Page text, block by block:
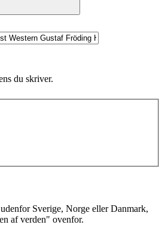
du skriver.
Sverige, Norge eller Danmark,
af verden" ovenfor.